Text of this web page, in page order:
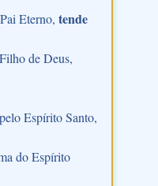
Eterno, tende
de Deus,
Espírito Santo,
do Espírito